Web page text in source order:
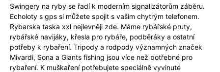
Swingery na ryby se řadí k moderním signalizátorům záběru.
Echoloty s gps si můžete spojit s vašim chytrým telefonem.
Rybarska taska xxl nejlevněji zde. Máme rybářské pruty,
rybářské navijáky, křesla pro rybáře, podběráky a ostatní
potřeby k rybaření. Tripody a rodpody významných značek
Mivardi, Sona a Giants fishing jsou více než potřebné pro
rybaření. K muškaření potřebujete speciálně vyvinuté